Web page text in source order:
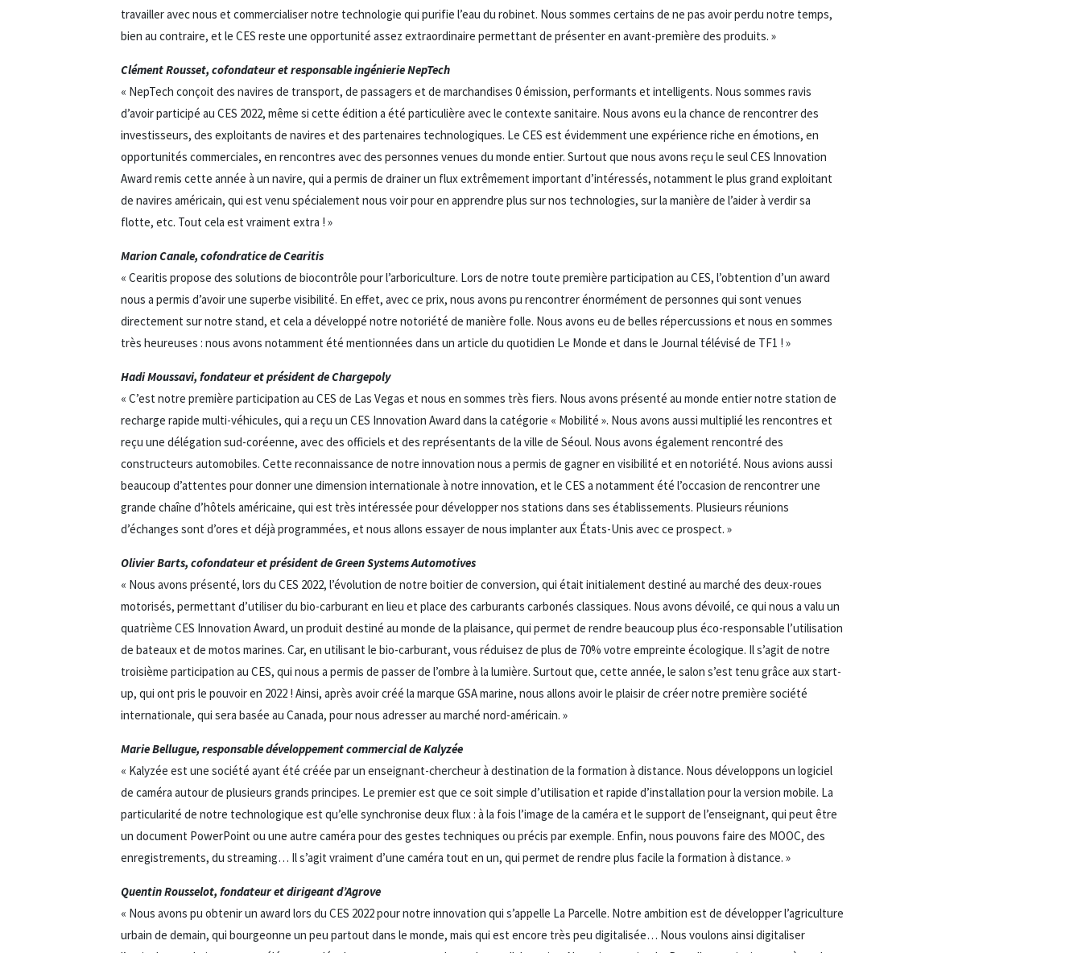
travailler avec nous et commercialiser notre technologie qui purifie l’eau du robinet. Nous sommes certains de ne pas avoir perdu notre temps,
bien au contraire, et le CES reste une opportunité assez extraordinaire permettant de présenter en avant-première des produits. »
Clément Rousset, cofondateur et responsable ingénierie NepTech
« NepTech conçoit des navires de transport, de passagers et de marchandises 0 émission, performants et intelligents. Nous sommes ravis
d’avoir participé au CES 2022, même si cette édition a été particulière avec le contexte sanitaire. Nous avons eu la chance de rencontrer des
investisseurs, des exploitants de navires et des partenaires technologiques. Le CES est évidemment une expérience riche en émotions, en
opportunités commerciales, en rencontres avec des personnes venues du monde entier. Surtout que nous avons reçu le seul CES Innovation
Award remis cette année à un navire, qui a permis de drainer un flux extrêmement important d’intéressés, notamment le plus grand exploitant
de navires américain, qui est venu spécialement nous voir pour en apprendre plus sur nos technologies, sur la manière de l’aider à verdir sa
flotte, etc. Tout cela est vraiment extra ! »
Marion Canale, cofondratice de Cearitis
« Cearitis propose des solutions de biocontrôle pour l’arboriculture. Lors de notre toute première participation au CES, l’obtention d’un award
nous a permis d’avoir une superbe visibilité. En effet, avec ce prix, nous avons pu rencontrer énormément de personnes qui sont venues
directement sur notre stand, et cela a développé notre notoriété de manière folle. Nous avons eu de belles répercussions et nous en sommes
très heureuses : nous avons notamment été mentionnées dans un article du quotidien Le Monde et dans le Journal télévisé de TF1 ! »
Hadi Moussavi, fondateur et président de Chargepoly
« C’est notre première participation au CES de Las Vegas et nous en sommes très fiers. Nous avons présenté au monde entier notre station de
recharge rapide multi-véhicules, qui a reçu un CES Innovation Award dans la catégorie « Mobilité ». Nous avons aussi multiplié les rencontres et
reçu une délégation sud-coréenne, avec des officiels et des représentants de la ville de Séoul. Nous avons également rencontré des
constructeurs automobiles. Cette reconnaissance de notre innovation nous a permis de gagner en visibilité et en notoriété. Nous avions aussi
beaucoup d’attentes pour donner une dimension internationale à notre innovation, et le CES a notamment été l’occasion de rencontrer une
grande chaîne d’hôtels américaine, qui est très intéressée pour développer nos stations dans ses établissements. Plusieurs réunions
d’échanges sont d’ores et déjà programmées, et nous allons essayer de nous implanter aux États-Unis avec ce prospect. »
Olivier Barts, cofondateur et président de Green Systems Automotives
« Nous avons présenté, lors du CES 2022, l’évolution de notre boitier de conversion, qui était initialement destiné au marché des deux-roues
motorisés, permettant d’utiliser du bio-carburant en lieu et place des carburants carbonés classiques. Nous avons dévoilé, ce qui nous a valu un
quatrième CES Innovation Award, un produit destiné au monde de la plaisance, qui permet de rendre beaucoup plus éco-responsable l’utilisation
de bateaux et de motos marines. Car, en utilisant le bio-carburant, vous réduisez de plus de 70% votre empreinte écologique. Il s’agit de notre
troisième participation au CES, qui nous a permis de passer de l’ombre à la lumière. Surtout que, cette année, le salon s’est tenu grâce aux start-
up, qui ont pris le pouvoir en 2022 ! Ainsi, après avoir créé la marque GSA marine, nous allons avoir le plaisir de créer notre première société
internationale, qui sera basée au Canada, pour nous adresser au marché nord-américain. »
Marie Bellugue, responsable développement commercial de Kalyzée
« Kalyzée est une société ayant été créée par un enseignant-chercheur à destination de la formation à distance. Nous développons un logiciel
de caméra autour de plusieurs grands principes. Le premier est que ce soit simple d’utilisation et rapide d’installation pour la version mobile. La
particularité de notre technologique est qu’elle synchronise deux flux : à la fois l’image de la caméra et le support de l’enseignant, qui peut être
un document PowerPoint ou une autre caméra pour des gestes techniques ou précis par exemple. Enfin, nous pouvons faire des MOOC, des
enregistrements, du streaming… Il s’agit vraiment d’une caméra tout en un, qui permet de rendre plus facile la formation à distance. »
Quentin Rousselot, fondateur et dirigeant d’Agrove
« Nous avons pu obtenir un award lors du CES 2022 pour notre innovation qui s’appelle La Parcelle. Notre ambition est de développer l’agriculture
urbain de demain, qui bourgeonne un peu partout dans le monde, mais qui est encore très peu digitalisée… Nous voulons ainsi digitaliser